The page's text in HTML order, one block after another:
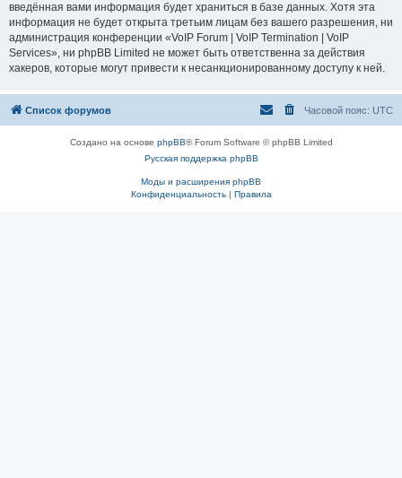
введённая вами информация будет храниться в базе данных. Хотя эта
информация не будет открыта третьим лицам без вашего разрешения, ни
администрация конференции «VoIP Forum | VoIP Termination | VoIP
Services», ни phpBB Limited не может быть ответственна за действия
хакеров, которые могут привести к несанкционированному доступу к ней.
Список форумов Часовой пояс: UTC
Создано на основе phpBB® Forum Software © phpBB Limited
Русская поддержка phpBB
Моды и расширения phpBB
Конфиденциальность| Правила